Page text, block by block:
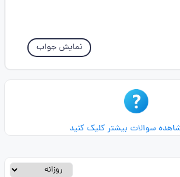
نمایش جواب
سوالات بیشتر کلیک کنید